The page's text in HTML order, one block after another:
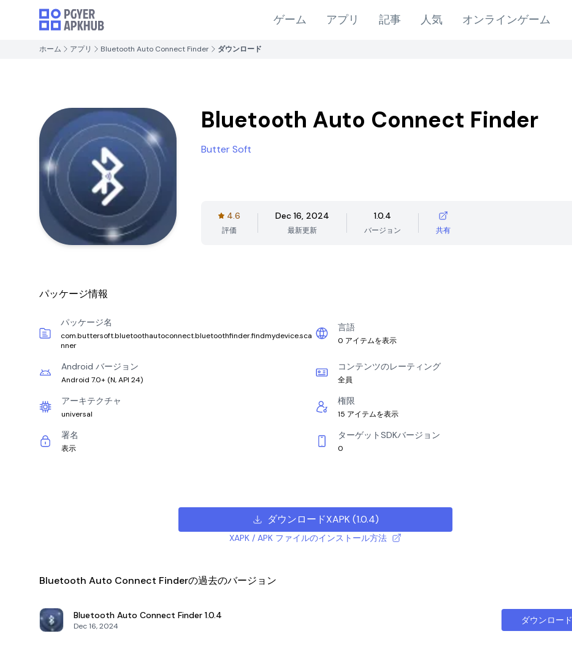
ゲーム アプリ 記事 人気 オンラインゲーム
ホーム アプリ Bluetooth Auto Connect Finder ダウンロード
Bluetooth Auto Connect Finder
Butter Soft
4.6
評価
Dec 16, 2024
最新更新
1.0.4
バージョン 共有
パッケージ情報
パッケージ名
com.buttersoft.bluetoothautoconnect.bluetoothfinder.findmydevice.sca
nner
言語
0 アイテムを表示
Android バージョン
Android 7.0+ (N, API 24)
コンテンツのレーティング
全員
アーキテクチャ
universal
権限
15 アイテムを表示
署名
表示
ターゲットSDKバージョン
0
ダウンロードXAPK(1.0.4)
XAPK / APK ファイルのインストール方法
Bluetooth Auto Connect Finderの過去のバージョン
Bluetooth Auto Connect Finder 1.0.4
Dec 16, 2024
ダウンロード